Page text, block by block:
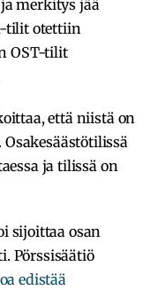
merkitys jää
tilit otettiin
OST-tilit
että niistä on
ja tilissä on
sijoittaa osan
Pörssisäätiö
edistää